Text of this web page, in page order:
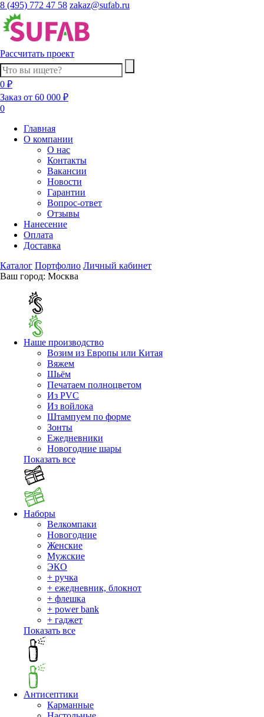
8 (495) 772 47 58 zakaz@sufab.ru
Рассчитать проект
0 ₽
Заказ от 60 000 ₽
0
Главная
О компании
О нас
Контакты
Вакансии
Новости
Гарантии
Вопрос-ответ
Отзывы
Нанесение
Оплата
Доставка
Каталог Портфолио Личный кабинет
Ваш город: Москва
Наше производство
Возим из Европы или Китая
Вяжем
Шьём
Печатаем полноцветом
Из PVC
Из войлока
Штампуем по форме
Зонты
Ежедневники
Новогодние шары
Показать все
Наборы
Велкомпаки
Новогодние
Женские
Мужские
ЭКО
+ ручка
+ ежедневник, блокнот
+ флешка
+ power bank
+ гаджет
Показать все
Антисептики
Карманные